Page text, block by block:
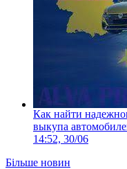
Как найти
выкупа
14:52, 30/06
Більше новин